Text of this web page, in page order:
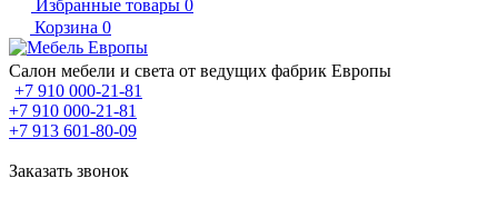
Избранные товары 0
Корзина 0
Салон мебели и света от ведущих фабрик Европы
+7 910 000-21-81
+7 910 000-21-81
+7 913 601-80-09
Заказать звонок